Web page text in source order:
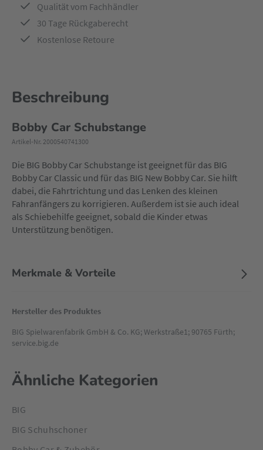
Qualität vom Fachhändler
30 Tage Rückgaberecht
Kostenlose Retoure
Beschreibung
Bobby Car Schubstange
Artikel-Nr. 2000540741300
Die BIG Bobby Car Schubstange ist geeignet für das BIG
Bobby Car Classic und für das BIG New Bobby Car. Sie hilft
dabei, die Fahrtrichtung und das Lenken des kleinen
Fahranfängers zu korrigieren. Außerdem ist sie auch ideal
als Schiebehilfe geeignet, sobald die Kinder etwas
Unterstützung benötigen.
Merkmale & Vorteile
Hersteller des Produktes
BIG Spielwarenfabrik GmbH & Co. KG; Werkstraße1; 90765 Fürth;
service.big.de
Ähnliche Kategorien
BIG
BIG Schuhschoner